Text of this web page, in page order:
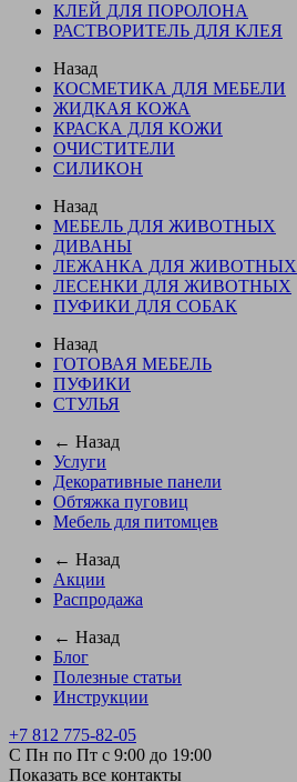
КЛЕЙ ДЛЯ ПОРОЛОНА
РАСТВОРИТЕЛЬ ДЛЯ КЛЕЯ
Назад
КОСМЕТИКА ДЛЯ МЕБЕЛИ
ЖИДКАЯ КОЖА
КРАСКА ДЛЯ КОЖИ
ОЧИСТИТЕЛИ
СИЛИКОН
Назад
МЕБЕЛЬ ДЛЯ ЖИВОТНЫХ
ДИВАНЫ
ЛЕЖАНКА ДЛЯ ЖИВОТНЫХ
ЛЕСЕНКИ ДЛЯ ЖИВОТНЫХ
ПУФИКИ ДЛЯ СОБАК
Назад
ГОТОВАЯ МЕБЕЛЬ
ПУФИКИ
СТУЛЬЯ
← Назад
Услуги
Декоративные панели
Обтяжка пуговиц
Мебель для питомцев
← Назад
Акции
Распродажа
← Назад
Блог
Полезные статьи
Инструкции
+7 812 775-82-05
С Пн по Пт с 9:00 до 19:00
Показать все контакты